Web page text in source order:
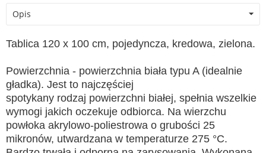
Opis
Tablica 120 x 100 cm, pojedyncza, kredowa, zielona.
Powierzchnia - powierzchnia biała typu A (idealnie
gładka). Jest to najczęściej
spotykany rodzaj powierzchni białej, spełnia wszelkie
wymogi jakich oczekuje odbiorca. Na wierzchu
powłoka akrylowo-poliestrowa o grubości 25
mikronów, utwardzana w temperaturze 275 °C.